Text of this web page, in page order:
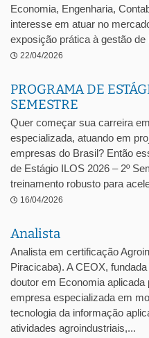
Economia, Engenharia,
interesse em atuar no
exposição prática à gestão
22/04/2026
PROGRAMA DE
SEMESTRE
Quer começar sua carreira
especializada, atuando em
empresas do Brasil? Então
de Estágio ILOS 2026 – 2º
treinamento robusto para
16/04/2026
Analista
Analista em certificação
Piracicaba). A CEOX,
doutor em Economia
empresa especializada em
tecnologia da informação
atividades agroindustriais,...